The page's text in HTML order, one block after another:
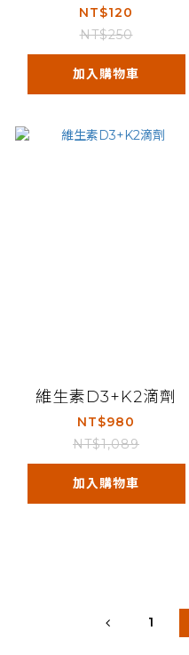
NT$120
NT$250
加入購物車
維生素D3+K2滴劑
NT$980
NT$1,089
加入購物車
1